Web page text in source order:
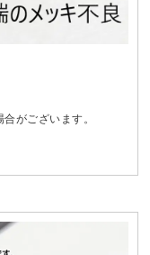
がございます。